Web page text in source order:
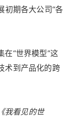
初期各大公司“各
在“世界模型”这
术到产品化的跨
我看见的世